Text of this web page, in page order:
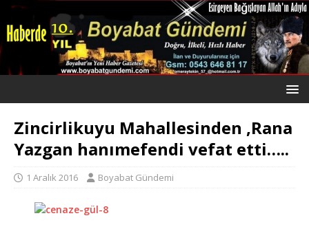
Zincirlikuyu Mahallesinden ,Rana
Yazgan hanımefendi vefat etti…..
1 Aralık 2016 Boyabat Gündemi